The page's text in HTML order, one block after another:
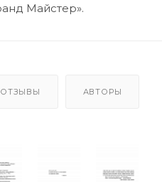
Майстер».
ОТЗЫВЫ АВТОРЫ